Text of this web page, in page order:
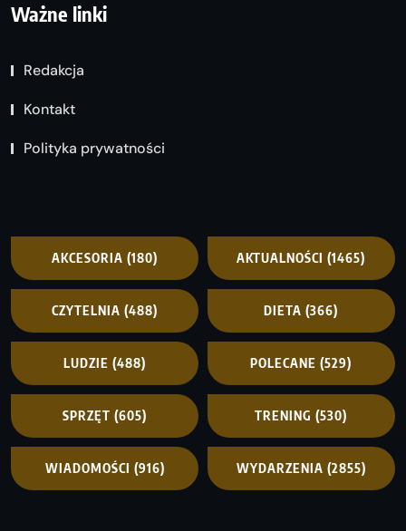
Ważne linki
Redakcja
Kontakt
Polityka prywatności
AKCESORIA (180) AKTUALNOŚCI (1465)
CZYTELNIA (488) DIETA (366)
LUDZIE (488) POLECANE (529)
SPRZĘT (605) TRENING (530)
WIADOMOŚCI (916) WYDARZENIA (2855)